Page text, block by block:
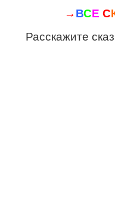
→ ВСЕ С
Расскажите